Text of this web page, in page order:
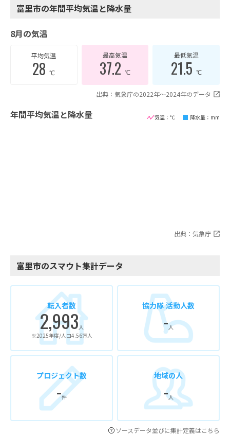
富里市の年間平均気温と降水量
8月の気温
平均気温
28℃
最高気温
37.2 ℃
最低気温
21.5 ℃
出典：気象庁の2022年〜2024年のデータ
年間平均気温と降水量 気温：℃ 降水量：mm
出典：気象庁
富里市のスマウト集計データ
転入者数
2,993人
※2025年度/人口4.56万人
協力隊 活動人数
-人
プロジェクト数
-件
地域の人
-人
ソースデータ並びに集計定義はこちら